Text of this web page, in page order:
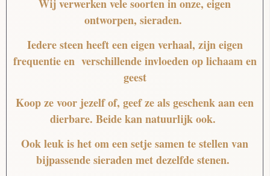
Wij verwerken vele soorten in onze, eigen
ontworpen, sieraden.
Iedere steen heeft een eigen verhaal, zijn eigen
frequentie en verschillende invloeden op lichaam en
geest
Koop ze voor jezelf of, geef ze als geschenk aan een
dierbare. Beide kan natuurlijk ook.
Ook leuk is het om een setje samen te stellen van
bijpassende sieraden met dezelfde stenen.